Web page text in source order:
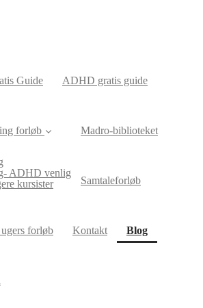
Guide ADHD gratis guide
forløb
ADHD venlig
kursister
Madro-biblioteket
Samtaleforløb
forløb Kontakt Blog(current)